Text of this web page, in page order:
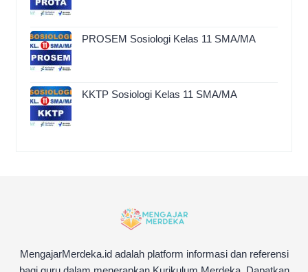
PROSEM Sosiologi Kelas 11 SMA/MA
KKTP Sosiologi Kelas 11 SMA/MA
MengajarMerdeka.id adalah platform informasi dan referensi